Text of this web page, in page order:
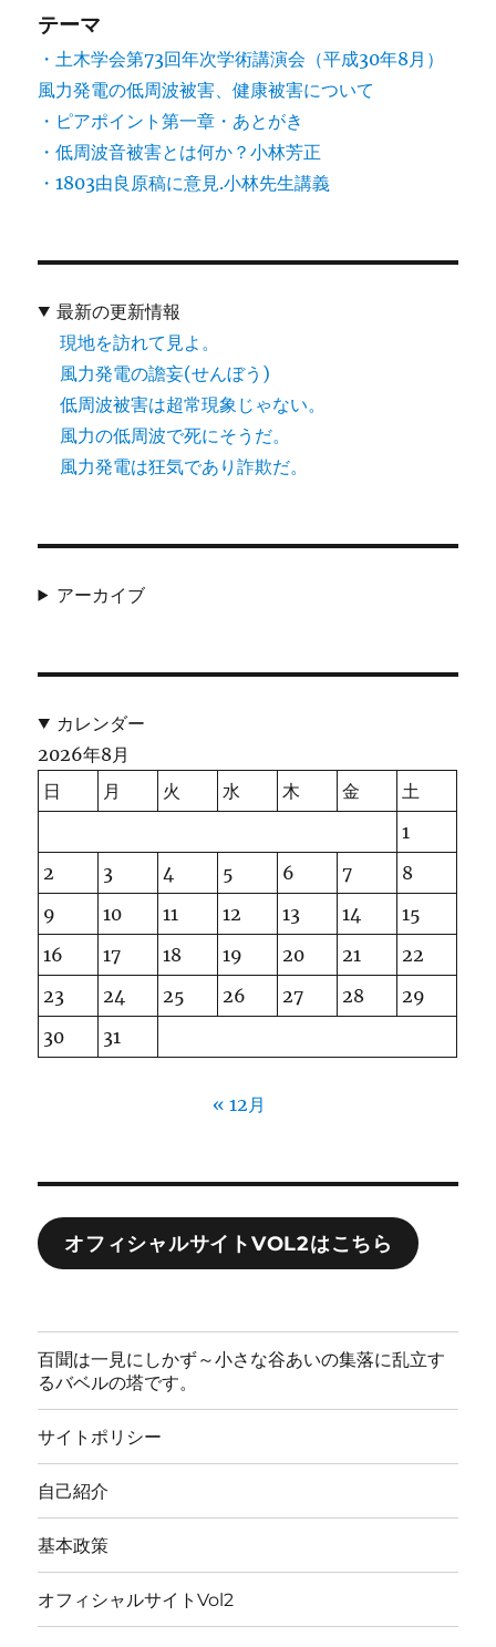
テーマ
・土木学会第73回年次学術講演会（平成30年8月）
風力発電の低周波被害、健康被害について
・ピアポイント第一章・あとがき
・低周波音被害とは何か？小林芳正
・1803由良原稿に意見.小林先生講義
最新の更新情報
現地を訪れて見よ。
風力発電の譫妄(せんぼう)
低周波被害は超常現象じゃない。
風力の低周波で死にそうだ。
風力発電は狂気であり詐欺だ。
アーカイブ
カレンダー
2026年8月
日
月 火 水 木 金
土
1
2
3 4 5 6 7
8
9
10 11 12 13 14
15
16
17 18 19 20 21
22
23
24 25 26 27 28
29
30
31
« 12月
オフィシャルサイトVOL2はこちら
百聞は一見にしかず～小さな谷あいの集落に乱立す
るバベルの塔です。
サイトポリシー
自己紹介
基本政策
オフィシャルサイトVol2